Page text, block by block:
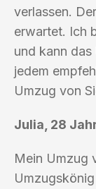
verlassen.
erwartet. Ich
und kann
jedem
Umzug von
Julia, 28
Mein Umzug